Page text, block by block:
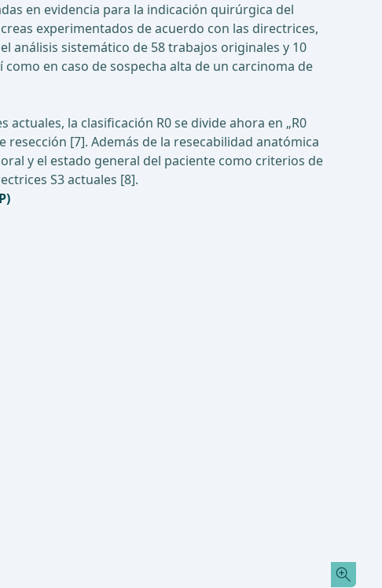
en evidencia para la indicación quirúrgica del
experimentados de acuerdo con las directrices,
análisis sistemático de 58 trabajos originales y 10
en caso de sospecha alta de un carcinoma de
la clasificación R0 se divide ahora en „R0
resección [7]. Además de la resecabilidad anatómica
y el estado general del paciente como criterios de
S3 actuales [8].